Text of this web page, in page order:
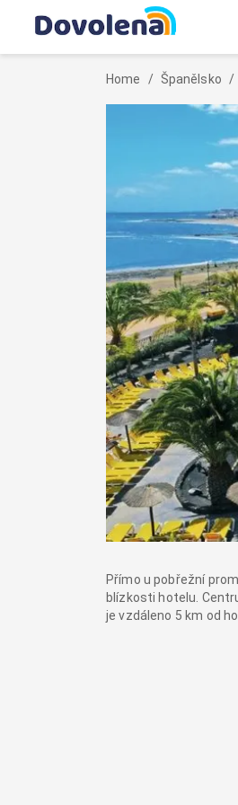
Home / Španělsko /
Přímo u pobřežní
blízkosti hotelu.
je vzdáleno 5 km od